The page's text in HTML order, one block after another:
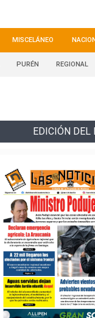
MISCELÁNEO
PURÉN REGIONAL
EDICIÓN DEL